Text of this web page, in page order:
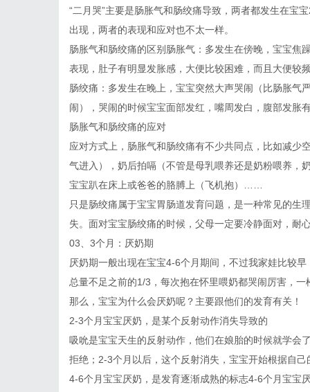
“二月哭”主要是肠胀气和肠绞痛导致，两者都发生在宝
出现，两者的表现和应对也不太一样。
肠胀气和肠绞痛的区别肠胀气：多发生在傍晚，宝宝焦
表现，肚子有明显发胀感，大便比较困难，而且大便较
肠绞痛：多发生在晚上，宝宝突然大声哭闹（比肠胀气
闹），哭闹的时候宝宝面部发红，嘴周发白，腹部发
肠胀气和肠绞痛的应对
应对方式上，肠胀气和肠绞痛有不少共同点，比如减少
气进入），奶后拍嗝（不管是母乳喂养还是奶粉喂养，
宝宝趴在床上或爸爸的胳膊上（飞机抱）……
只是肠绞痛属于宝宝胃肠道发育问题，是一种常见的生
失。面对宝宝肠绞痛的时候，父母一定要冷静面对，耐
03、3个月：厌奶期
厌奶期一般出现在宝宝4-6个月期间，不过我家娃比较
总量不足之前的1/3，每次抱在怀里喂奶都哭闹厉害，
那么，宝宝为什么会厌奶呢？主要跟他们的发育有关！
2-3个月宝宝厌奶，是某个反射动作消失导致的
吸吮是宝宝天生的反射动作，他们在娘胎的时候就学会
拒绝；2-3个月以后，这个反射消失，宝宝开始根据自
4-6个月宝宝厌奶，是发育逐渐成熟的标志4-6个月宝